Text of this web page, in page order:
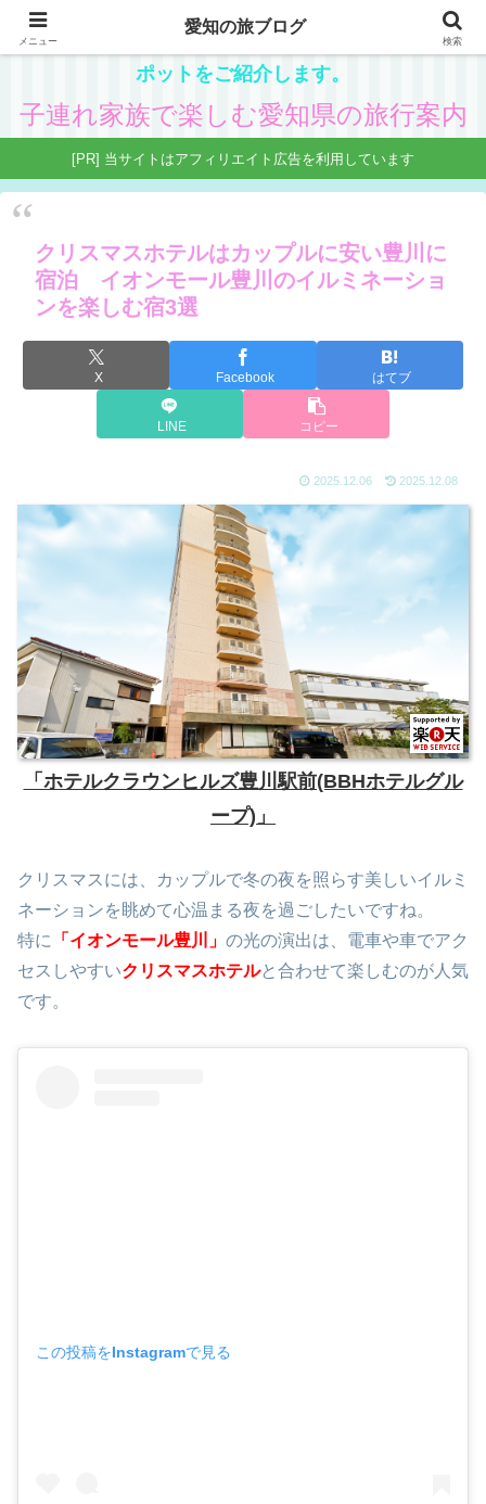
愛知在住の主婦が、子供と一緒に楽しめる県内観光ス
ポットをご紹介します。
子連れ家族で楽しむ愛知県の旅行案内
[PR] 当サイトはアフィリエイト広告を利用しています
クリスマスホテルはカップルに安い豊川に
宿泊 イオンモール豊川のイルミネーショ
ンを楽しむ宿3選
X Facebook はてブ
LINE コピー
2025.12.06 2025.12.08
「ホテルクラウンヒルズ豊川駅前(BBHホテルグル
ープ)」
クリスマスには、カップルで冬の夜を照らす美しいイルミ
ネーションを眺めて心温まる夜を過ごしたいですね。
特に
「 イオンモール豊川」 の光の演出は、電車や車でアク
セスしやすいクリスマスホテルと合わせて楽しむのが人気
です。
この投稿をInstagramで見る
メニュー
愛知の旅ブログ
検索